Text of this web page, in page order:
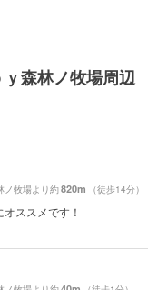
森林ノ牧場周辺
ノ牧場より約820m （徒歩14分）
ススメです！